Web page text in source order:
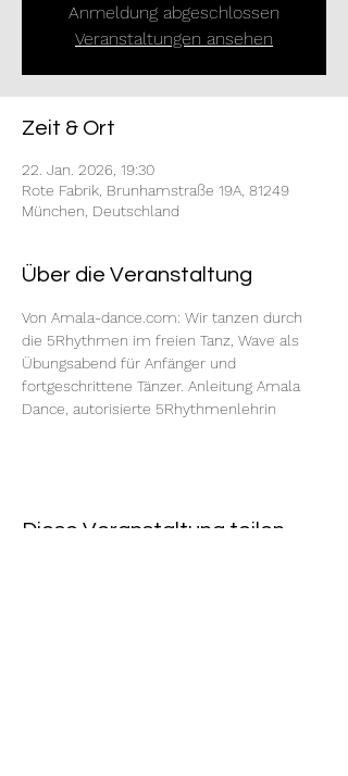
Anmeldung abgeschlossen
Veranstaltungen ansehen
Zeit & Ort
22. Jan. 2026, 19:30
Rote Fabrik, Brunhamstraße 19A, 81249
München, Deutschland
Über die Veranstaltung
Von Amala-dance.com: Wir tanzen durch
die 5Rhythmen im freien Tanz, Wave als
Übungsabend für Anfänger und
fortgeschrittene Tänzer. Anleitung Amala
Dance, autorisierte 5Rhythmenlehrin
Diese Veranstaltung teilen